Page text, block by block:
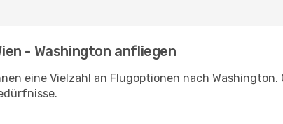
- Washington anfliegen
eine Vielzahl an Flugoptionen nach Washington.